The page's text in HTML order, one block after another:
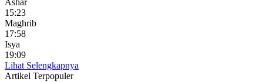
Ashar
15:23
Maghrib
17:58
Isya
19:09
Lihat Selengkapnya
Artikel Terpopuler